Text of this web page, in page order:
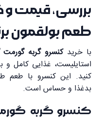
بررسی، قیمت و
طعم بولقمون
با خریدکنسرو گربه گورمت
استایلیست، غذایی کامل و
کنید. این کنسرو با طعم
بدغذا و حساس است.
کنسرو گربه